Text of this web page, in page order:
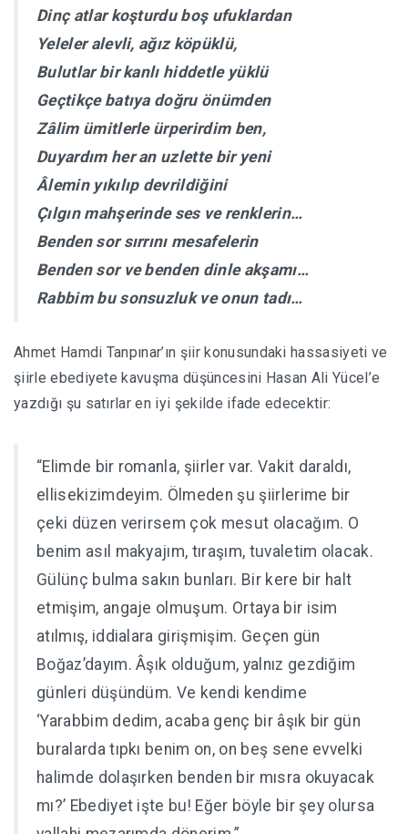
Dinç atlar koşturdu boş ufuklardan
Yeleler alevli, ağız köpüklü,
Bulutlar bir kanlı hiddetle yüklü
Geçtikçe batıya doğru önümden
Zâlim ümitlerle ürperirdim ben,
Duyardım her an uzlette bir yeni
Âlemin yıkılıp devrildiğini
Çılgın mahşerinde ses ve renklerin…
Benden sor sırrını mesafelerin
Benden sor ve benden dinle akşamı…
Rabbim bu sonsuzluk ve onun tadı…
Ahmet Hamdi Tanpınar’ın şiir konusundaki hassasiyeti ve
şiirle ebediyete kavuşma düşüncesini Hasan Ali Yücel’e
yazdığı şu satırlar en iyi şekilde ifade edecektir:
“Elimde bir romanla, şiirler var. Vakit daraldı,
ellisekizimdeyim. Ölmeden şu şiirlerime bir
çeki düzen verirsem çok mesut olacağım. O
benim asıl makyajım, tıraşım, tuvaletim olacak.
Gülünç bulma sakın bunları. Bir kere bir halt
etmişim, angaje olmuşum. Ortaya bir isim
atılmış, iddialara girişmişim. Geçen gün
Boğaz’dayım. Âşık olduğum, yalnız gezdiğim
günleri düşündüm. Ve kendi kendime
‘Yarabbim dedim, acaba genç bir âşık bir gün
buralarda tıpkı benim on, on beş sene evvelki
halimde dolaşırken benden bir mısra okuyacak
mı?’ Ebediyet işte bu! Eğer böyle bir şey olursa